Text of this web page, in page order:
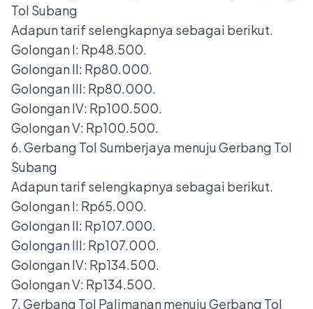
Tol Subang
Adapun tarif selengkapnya sebagai berikut.
Golongan I: Rp48.500.
Golongan II: Rp80.000.
Golongan III: Rp80.000.
Golongan IV: Rp100.500.
Golongan V: Rp100.500.
6. Gerbang Tol Sumberjaya menuju Gerbang Tol
Subang
Adapun tarif selengkapnya sebagai berikut.
Golongan I: Rp65.000.
Golongan II: Rp107.000.
Golongan III: Rp107.000.
Golongan IV: Rp134.500.
Golongan V: Rp134.500.
7. Gerbang Tol Palimanan menuju Gerbang Tol